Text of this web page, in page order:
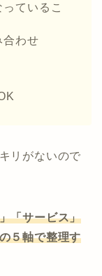
ているこ
合わせ
リがないので
「サービス」
５軸で整理す